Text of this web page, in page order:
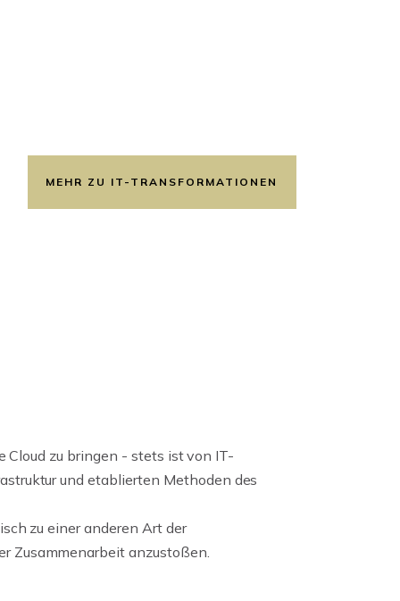
MEHR ZU IT-TRANSFORMATIONEN
Cloud zu bringen - stets ist von IT-
und etablierten Methoden des
zu einer anderen Art der
Zusammenarbeit anzustoßen.